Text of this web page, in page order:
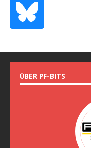
ÜBER PF-BITS